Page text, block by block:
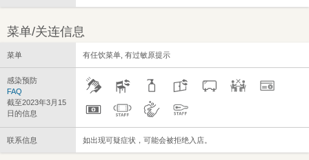
菜单/关连信息
菜单 有任饮菜单, 有过敏原提示
感染预防
FAQ
截至2023年3月15
日的信息
联系信息 如出现可疑症状，可能会被拒绝入店。